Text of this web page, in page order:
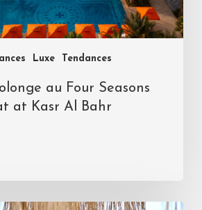
Luxe Tendances
au Four Seasons
at Kasr Al Bahr